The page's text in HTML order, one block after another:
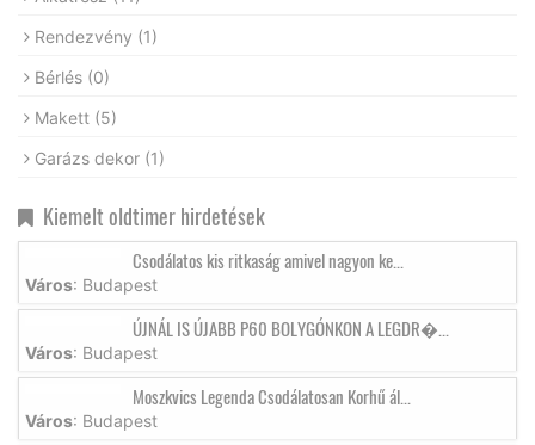
Rendezvény (1)
Bérlés (0)
Makett (5)
Garázs dekor (1)
Kiemelt oldtimer hirdetések
Csodálatos kis ritkaság amivel nagyon ke...
Város: Budapest
ÚJNÁL IS ÚJABB P60 BOLYGÓNKON A LEGDR�...
Város: Budapest
Moszkvics Legenda Csodálatosan Korhű ál...
Város: Budapest